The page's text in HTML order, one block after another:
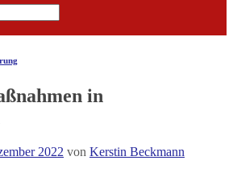
in
2022 von Kerstin Beckmann